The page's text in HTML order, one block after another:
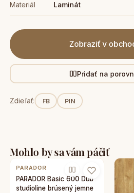
Materiál Laminát
Zobraziť v
Pridať na
Zdieľať: FB PIN
Mohlo by sa vám páčiť
PARADOR
PARADOR Basic 600 Dub
studioline brúsený jemne